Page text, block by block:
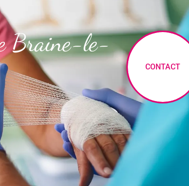
Braine-le-
CONTACT